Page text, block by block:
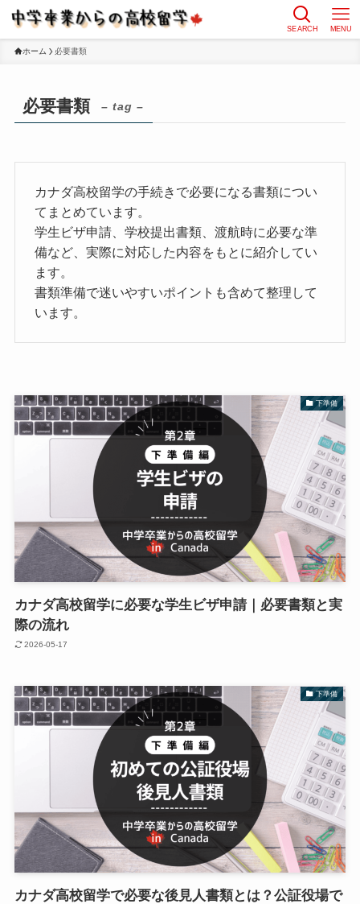
SEARCH MENU
ホーム 必要書類
必要書類 – tag –
カナダ高校留学の手続きで必要になる書類につい
てまとめています。
学生ビザ申請、学校提出書類、渡航時に必要な準
備など、実際に対応した内容をもとに紹介してい
ます。
書類準備で迷いやすいポイントも含めて整理して
います。
下準備
カナダ高校留学に必要な学生ビザ申請｜必要書類と実
際の流れ
2026-05-17
下準備
カナダ高校留学で必要な後見人書類とは？公証役場で